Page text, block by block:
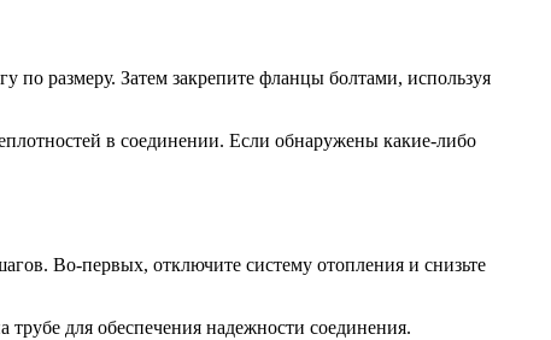
по размеру. Затем закрепите фланцы болтами, используя
в соединении. Если обнаружены какие-либо
Во-первых, отключите систему отопления и снизьте
для обеспечения надежности соединения.